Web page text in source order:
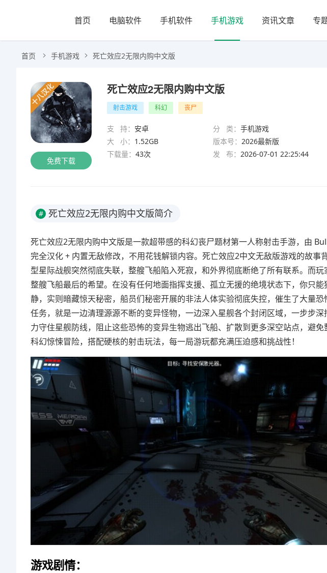
首页 电脑软件 手机软件 手机游戏 资讯文章 专
首页 手机游戏 死亡效应2无限内购中文版
免费下载
死亡效应2无限内购中文版
射击游戏 科幻 丧尸
支 持： 安卓 分 类： 手机游戏
大 小： 1.52GB 版本号： 2026最新版
下载量： 43次 发 布： 2026-07-01 22:25:44
# 死亡效应2无限内购中文版简介
死亡效应2无限内购中文版是一款超带感的科幻丧尸题材第一人称射击手游，由
完全汉化 + 内置无敌修改，不用花钱解锁内容。死亡效应2中文无敌版游戏的故事
型星际战舰突然彻底失联，整艘飞船陷入死寂，和外界彻底断绝了所有联系。而
整艘飞船最后的希望。在没有任何地面指挥支援、孤立无援的绝境状态下，你只
静，实则暗藏惊天秘密，船员们秘密开展的非法人体实验彻底失控，催生了大量
任务，就是一边清理源源不断的变异怪物，一边深入星舰各个封闭区域，一步步
力守住星舰防线，阻止这些恐怖的变异生物逃出飞船、扩散到更多深空站点，避
科幻惊悚冒险，搭配硬核的射击玩法，每一局游玩都充满压迫感和挑战性！
游戏剧情：